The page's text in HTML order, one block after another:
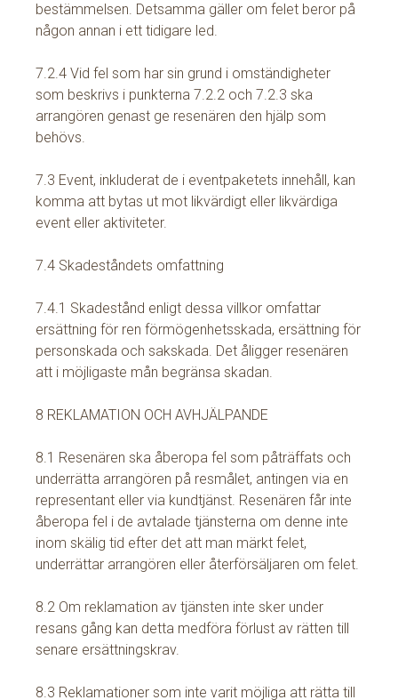
bestämmelsen. Detsamma gäller om felet beror på
någon annan i ett tidigare led.
7.2.4 Vid fel som har sin grund i omständigheter
som beskrivs i punkterna 7.2.2 och 7.2.3 ska
arrangören genast ge resenären den hjälp som
behövs.
7.3 Event, inkluderat de i eventpaketets innehåll, kan
komma att bytas ut mot likvärdigt eller likvärdiga
event eller aktiviteter.
7.4 Skadeståndets omfattning
7.4.1 Skadestånd enligt dessa villkor omfattar
ersättning för ren förmögenhetsskada, ersättning för
personskada och sakskada. Det åligger resenären
att i möjligaste mån begränsa skadan.
8 REKLAMATION OCH AVHJÄLPANDE
8.1 Resenären ska åberopa fel som påträffats och
underrätta arrangören på resmålet, antingen via en
representant eller via kundtjänst. Resenären får inte
åberopa fel i de avtalade tjänsterna om denne inte
inom skälig tid efter det att man märkt felet,
underrättar arrangören eller återförsäljaren om felet.
8.2 Om reklamation av tjänsten inte sker under
resans gång kan detta medföra förlust av rätten till
senare ersättningskrav.
8.3 Reklamationer som inte varit möjliga att rätta till